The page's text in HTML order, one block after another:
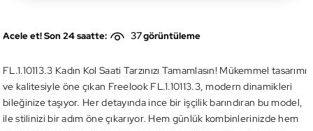
Acele et! Son 24 saatte: 37görüntüleme
FL.1.10113.3 Kadın Kol Saati Tarzınızı Tamamlasın! Mükemmel tasarımı
ve kalitesiyle öne çıkan Freelook FL.1.10113.3, modern dinamikleri
bileğinize taşıyor. Her detayında ince bir işçilik barındıran bu model,
ile stilinizi bir adım öne çıkarıyor. Hem günlük kombinlerinizde hem